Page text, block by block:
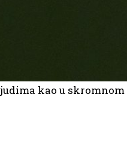
kao u skromnom